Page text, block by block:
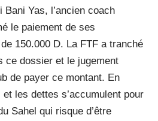
Yas, l’ancien coach
le paiement de ses
150.000 D. La FTF a tranché
ce dossier et le jugement
de payer ce montant. En
les dettes s’accumulent pour
Sahel qui risque d’être